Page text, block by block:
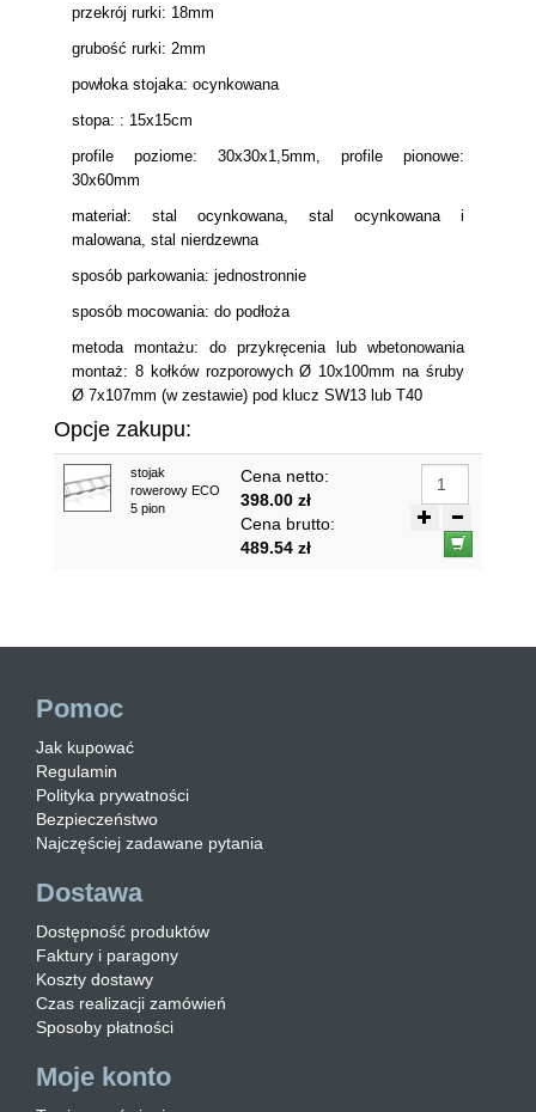
przekrój rurki: 18mm
grubość rurki: 2mm
powłoka stojaka: ocynkowana
stopa: : 15x15cm
profile poziome: 30x30x1,5mm, profile pionowe:
30x60mm
materiał: stal ocynkowana, stal ocynkowana i
malowana, stal nierdzewna
sposób parkowania: jednostronnie
sposób mocowania: do podłoża
metoda montażu: do przykręcenia lub wbetonowania
montaż: 8 kołków rozporowych Ø 10x100mm na śruby
Ø 7x107mm (w zestawie) pod klucz SW13 lub T40
Opcje zakupu:
stojak
rowerowy ECO
5 pion
Cena netto:
398.00 zł
Cena brutto:
489.54 zł
Pomoc
Jak kupować
Regulamin
Polityka prywatności
Bezpieczeństwo
Najczęściej zadawane pytania
Dostawa
Dostępność produktów
Faktury i paragony
Koszty dostawy
Czas realizacji zamówień
Sposoby płatności
Moje konto